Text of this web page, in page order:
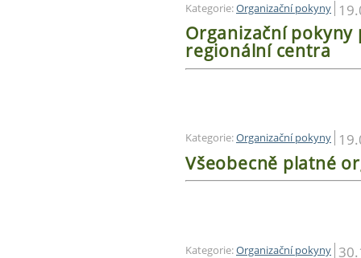
Kategorie:Organizační pokyny
Organizační
regionální centra
Kategorie:Organizační pokyny
Všeobecně platné
Kategorie:Organizační pokyny